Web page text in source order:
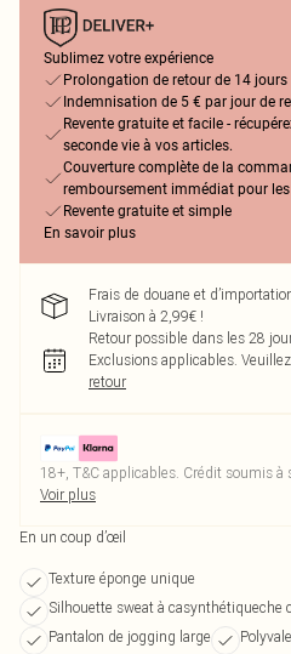
Sublimez votre expérience
Prolongation de retour de 14 jours
Indemnisation de 5 € par jour de
Revente gratuite et facile -
seconde vie à vos articles.
Couverture complète de la
remboursement immédiat pour
Revente gratuite et simple
En savoir plus
Frais de douane et
Livraison à 2,99€ !
Retour possible dans les 28
Exclusions applicables.
retour
18+, T&C applicables. Crédit soumis à
Voir plus
En un coup d’œil
Texture éponge unique
Silhouette sweat à casynthétiqueche
Pantalon de jogging large